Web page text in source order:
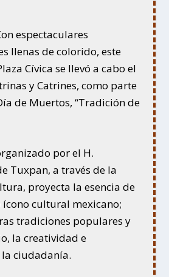
espectaculares
llenas de colorido, este
Cívica se llevó a cabo el
y Catrines, como parte
de Muertos, “Tradición de
por el H.
Tuxpan, a través de la
proyecta la esencia de
ícono cultural mexicano;
tradiciones populares y
la creatividad e
ciudadanía.